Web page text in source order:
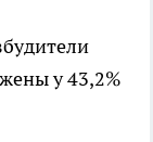
у 43,2%